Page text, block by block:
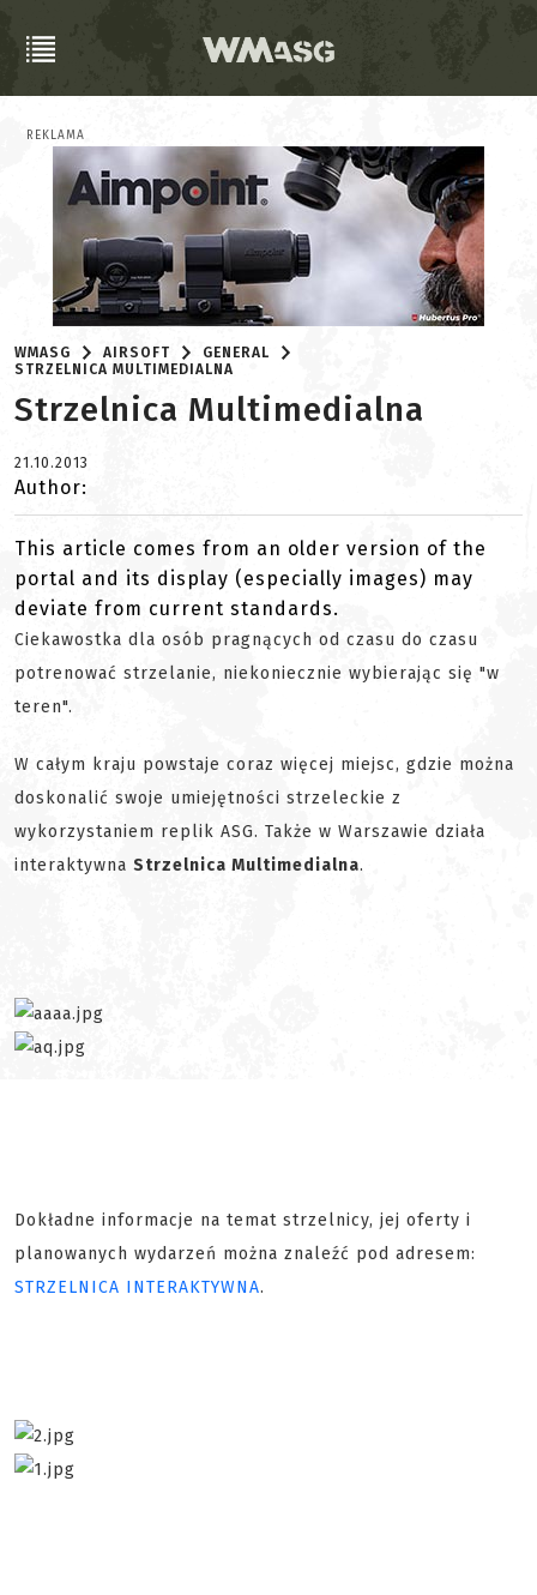
REKLAMA
WMASG AIRSOFT
GENERAL
STRZELNICA MULTIMEDIALNA
Strzelnica Multimedialna
21.10.2013
Author:
This article comes from an older version of the
portal and its display (especially images) may
deviate from current standards.
Ciekawostka dla osób pragnących od czasu do czasu
potrenować strzelanie, niekoniecznie wybierając się "w
teren".
W całym kraju powstaje coraz więcej miejsc, gdzie można
doskonalić swoje umiejętności strzeleckie z
wykorzystaniem replik ASG. Także w Warszawie działa
interaktywna Strzelnica Multimedialna.
Dokładne informacje na temat strzelnicy, jej oferty i
planowanych wydarzeń można znaleźć pod adresem:
STRZELNICA INTERAKTYWNA.